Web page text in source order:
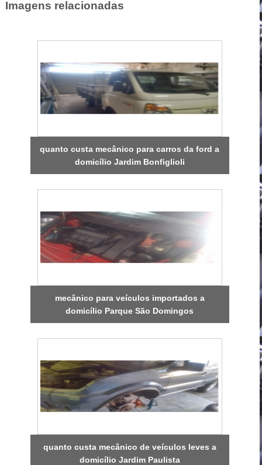
Imagens relacionadas
quanto custa mecânico para carros da ford a
domicílio Jardim Bonfiglioli
mecânico para veículos importados a
domicílio Parque São Domingos
quanto custa mecânico de veículos leves a
domicílio Jardim Paulista